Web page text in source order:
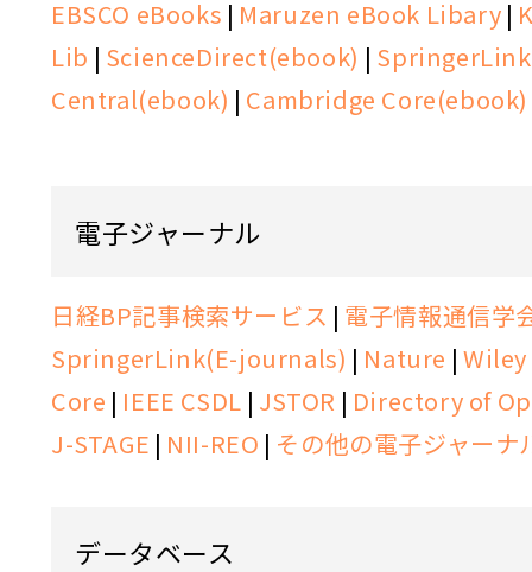
EBSCO eBooks | Maruzen eBook Libary |
Lib | ScienceDirect(ebook) |
Central(ebook) | Cambridge Core(ebook)
電子ジャーナル
日経BP記事検索サービス | 電子情報通信学
SpringerLink(E-journals) | Nature |
Core | IEEE CSDL | JSTOR | Directory of
J-STAGE | NII-REO | その他の電子ジャーナ
データベース